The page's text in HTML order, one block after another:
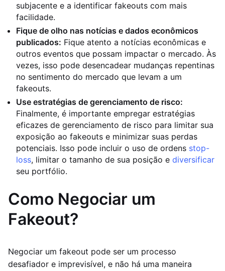
subjacente e a identificar fakeouts com mais
facilidade.
Fique de olho nas notícias e dados econômicos
publicados: Fique atento a notícias econômicas e
outros eventos que possam impactar o mercado. Às
vezes, isso pode desencadear mudanças repentinas
no sentimento do mercado que levam a um
fakeouts.
Use estratégias de gerenciamento de risco:
Finalmente, é importante empregar estratégias
eficazes de gerenciamento de risco para limitar sua
exposição ao fakeouts e minimizar suas perdas
potenciais. Isso pode incluir o uso de ordens stop-
loss, limitar o tamanho de sua posição e diversificar
seu portfólio.
Como Negociar um
Fakeout?
Negociar um fakeout pode ser um processo
desafiador e imprevisível, e não há uma maneira